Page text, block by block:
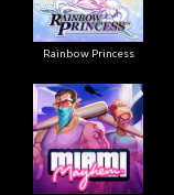
Rainbow Princess